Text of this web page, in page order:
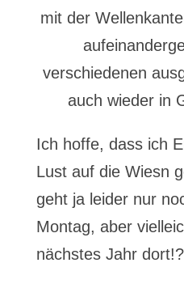
mit der
verschiedenen
auch wieder in
Ich hoffe, dass ich
Lust auf die Wiesn
geht ja leider nur
Montag, aber
nächstes Jahr dort!?